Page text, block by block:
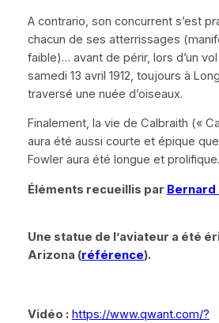
A contrario , son concurrent s’est
chacun de ses atterrissages
faible)… avant de périr, lors d’un vol
samedi 13 avril 1912, toujours à
traversé une nuée d’oiseaux.
Finalement, la vie de Calbraith («
aura été aussi courte et épique
Fowler aura été longue et
Éléments recueillis par Bernard
Une statue de l’aviateur a été
Arizona (référence).
Vidéo : https://www.qwant.com/?